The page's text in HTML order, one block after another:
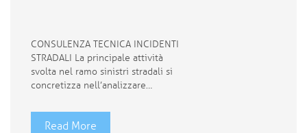
CONSULENZA TECNICA INCIDENTI
STRADALI La principale attività
svolta nel ramo sinistri stradali si
concretizza nell’analizzare…
Read More